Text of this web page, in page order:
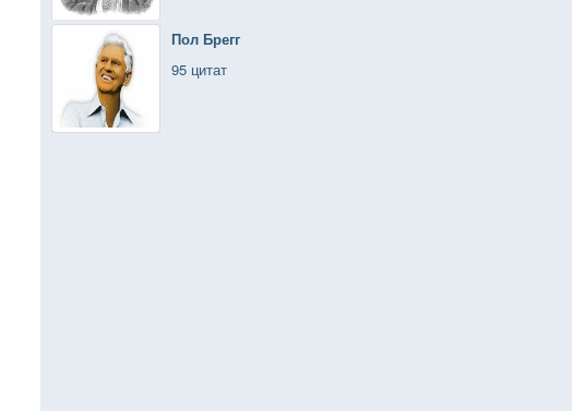
Пол Брегг
95 цитат